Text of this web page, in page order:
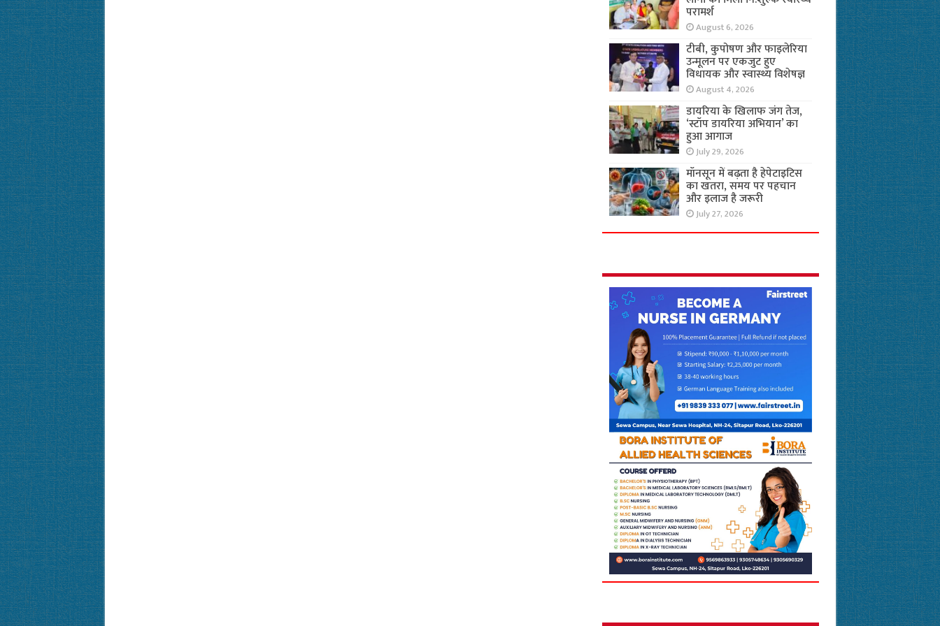
परामर्श
August 6, 2026
टीबी, कुपोषण और फाइलेरिया
उन्मूलन पर एकजुट हुए
विधायक और स्वास्थ्य विशेषज्ञ
August 4, 2026
डायरिया के खिलाफ जंग तेज,
‘स्टॉप डायरिया अभियान’ का
हुआ आगाज
July 29, 2026
मॉनसून में बढ़ता है हेपेटाइटिस
का खतरा, समय पर पहचान
और इलाज है जरूरी
July 27, 2026